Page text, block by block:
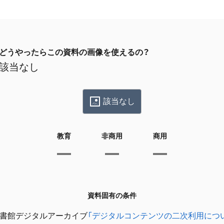
うやったらこの資料の画像を使えるの？
当なし
該当なし
教育 非商用 商用
資料固有の条件
館デジタルアーカイブ「デジタルコンテンツの二次利用につ